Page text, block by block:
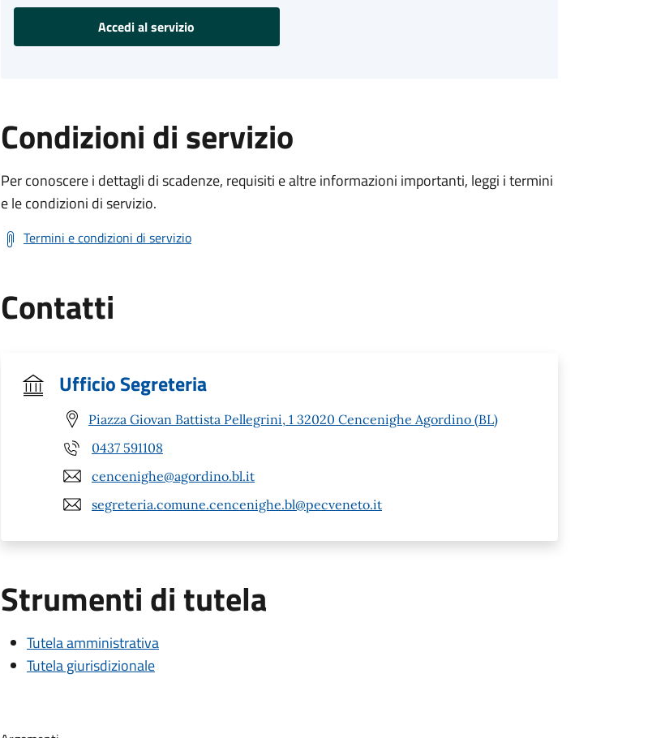
Accedi al servizio
Condizioni di servizio
Per conoscere i dettagli di scadenze, requisiti e altre informazioni importanti, leggi i termini
e le condizioni di servizio.
Termini e condizioni di servizio
Contatti
Ufficio Segreteria
Piazza Giovan Battista Pellegrini, 1 32020 Cencenighe Agordino (BL)
0437 591108
cencenighe@agordino.bl.it
segreteria.comune.cencenighe.bl@pecveneto.it
Strumenti di tutela
Tutela amministrativa
Tutela giurisdizionale